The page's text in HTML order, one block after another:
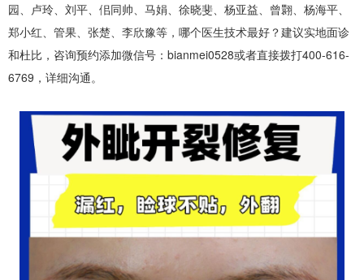
园、卢玲、刘平、佀同帅、马娟、徐晓斐、杨亚益、曾翾、杨海平、
郑小红、管果、张楚、李欣豫等，哪个医生技术最好？建议实地面诊
和杜比，咨询预约添加微信号：bianmei0528或者直接拨打400-616-
6769，详细沟通。